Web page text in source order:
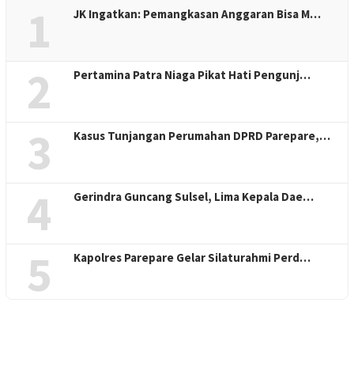
1 JK Ingatkan: Pemangkasan Anggaran Bisa M…
2 Pertamina Patra Niaga Pikat Hati Pengunj…
3 Kasus Tunjangan Perumahan DPRD Parepare,…
4 Gerindra Guncang Sulsel, Lima Kepala Dae…
5 Kapolres Parepare Gelar Silaturahmi Perd…